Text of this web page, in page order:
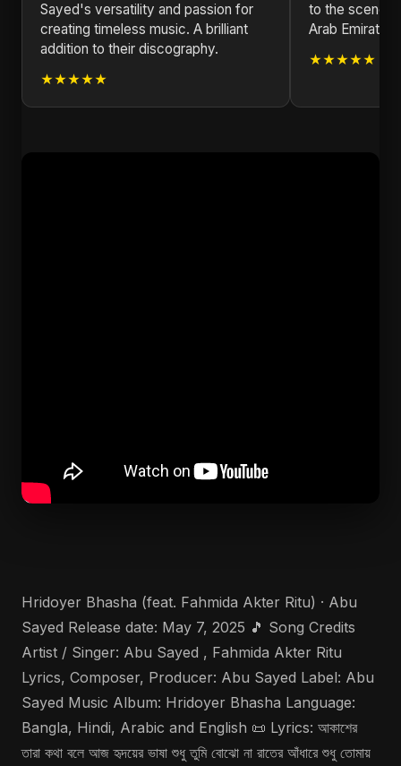
Sayed's versatility and passion for
creating timeless music. A brilliant
addition to their discography.
★★★★★
to the scene.
Arab Emirates!
★★★★★
Hridoyer Bhasha (feat. Fahmida Akter Ritu) · Abu
Sayed Release date: May 7, 2025 🎵 Song Credits
Artist / Singer: Abu Sayed , Fahmida Akter Ritu
Lyrics, Composer, Producer: Abu Sayed Label: Abu
Sayed Music Album: Hridoyer Bhasha Language:
Bangla, Hindi, Arabic and English 📜 Lyrics: আকাশের
তারা কথা বলে আজ হৃদয়ের ভাষা শুধু তুমি বোঝো না রাতের আঁধারে শুধু তোমায়